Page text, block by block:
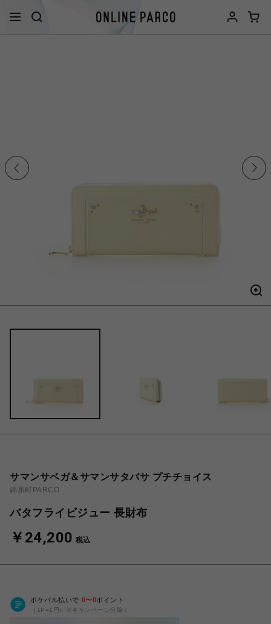
サマンサベガ＆サマンサタバサ プチチョイス
錦糸町PARCO
バタフライビジュー 長財布
￥24,200 税込
ポケパル払いで 0〜0ポイント
（1P=1円）※キャンペーン分除く